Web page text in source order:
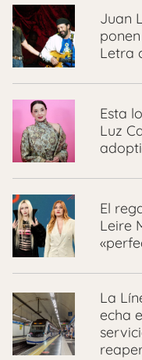
Juan
Letra
Esta
Luz
El
Leire
La
echa